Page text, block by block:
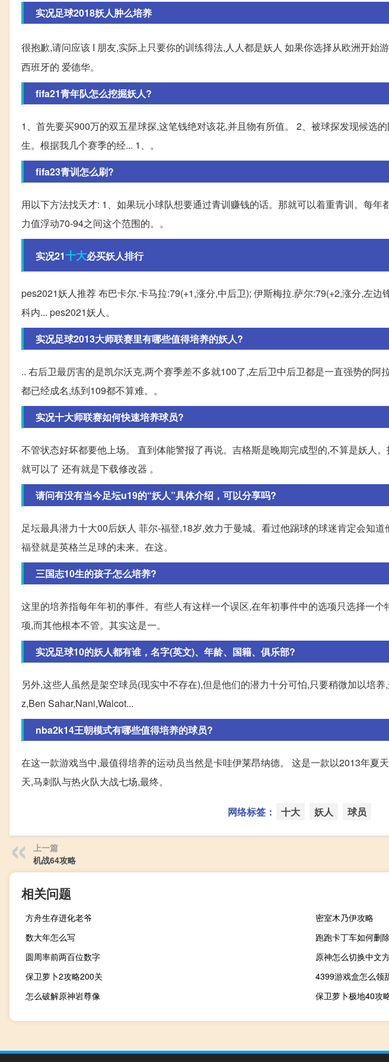
实况足球2018妖人肿么培养
很抱歉,请问应该 I 朋友,实际上只要你的训练得法,人人都是妖人 如果你选择从欧洲开始
西班牙的 爱德华。
fifa21青年队怎么挖掘妖人?
1、首先要买900万的双五星球探,这笔钱绝对该花,并且物有所值。 2、被球探发现候选
生。根据我几个赛季的经... 1、。
fifa23青训怎么刷?
用以下方法找天才: 1、如果玩小球队想要通过青训赚钱的话。那就可以着重青训。每
力值浮动70-94之间这个范围的。。
实况21十大必买妖人排行
pes2021妖人推荐 布巴卡尔.卡马拉:79(+1,涨分,中后卫); 伊斯梅拉.萨尔:79(+2,涨分,左边
科内... pes2021妖人。
实况足球2013大师联赛里有哪些值得培养的妖人?
.. 右后卫最厉害的是凯尔沃克,两个赛季差不多就100了,左后卫中后卫都是一直强势的阿
都已经成名,练到109都不算难。。
实况十大师联赛如何快速培养球员?
不管状态好坏都要他上场。 直到体能警报了再说。吉格斯是晚期完成型的,不算是妖人
就可以了 还有就是下载修改器 。
请问有没有当今足坛u19的“妖人”具体介绍，可以分享吗?
足坛最具潜力十大00后妖人 菲尔-福登,18岁,效力于曼城。看过他踢球的球迷肯定会知
福登就是英格兰足球的未来。在这。
三国志10生的孩子怎么培养?
这里的培养指每年年初的事件。有些人有这样一个误区,在年初事件中的选项只选择一
项,而其他根本不管。其实这是一。
实况足球10的妖人都有谁，名字(英文)、年龄、国籍、俱乐部?
另外,这些人虽然是架空球员(现实中不存在),但是他们的潜力十分可怕,只要稍微加以培
z,Ben Sahar,Nani,Walcot...
nba2k14王朝模式有哪些值得培养的球员?
在这一款游戏当中,最值得培养的运动员当然是卡哇伊莱昂纳德。 这是一款以2013年夏
天,马刺队与热火队大战七场,最终。
网络标签： 十大 妖人 球员
上一篇
机战64攻略
相关问题
方舟生存进化老爷
密室木乃伊攻略
数大年怎么写
跑跑卡丁车如何删除
圆周率前两百位数字
原神怎么切换中文
保卫萝卜2攻略200关
4399游戏盒怎么领
怎么破解原神岩尊像
保卫萝卜极地40攻